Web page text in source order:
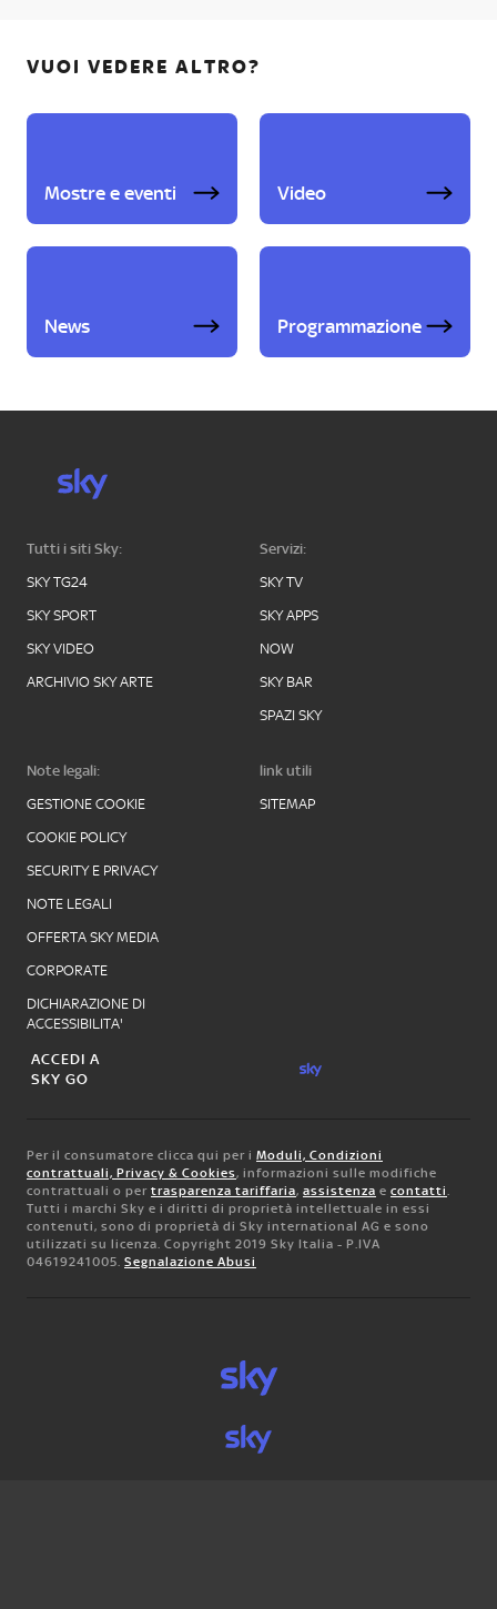
VUOI VEDERE ALTRO?
Mostre e eventi Video
News Programmazione
Tutti i siti Sky:
SKY TG24
SKY SPORT
SKY VIDEO
ARCHIVIO SKY ARTE
Servizi:
SKY TV
SKY APPS
NOW
SKY BAR
SPAZI SKY
Note legali:
GESTIONE COOKIE
COOKIE POLICY
SECURITY E PRIVACY
NOTE LEGALI
OFFERTA SKY MEDIA
CORPORATE
DICHIARAZIONE DI
ACCESSIBILITA'
link utili
SITEMAP
ACCEDI A
SKY GO
Per il consumatore clicca qui per i Moduli, Condizioni
contrattuali, Privacy & Cookies, informazioni sulle modifiche
contrattuali o per trasparenza tariffaria, assistenza e contatti.
Tutti i marchi Sky e i diritti di proprietà intellettuale in essi
contenuti, sono di proprietà di Sky international AG e sono
utilizzati su licenza. Copyright 2019 Sky Italia - P.IVA
04619241005. Segnalazione Abusi